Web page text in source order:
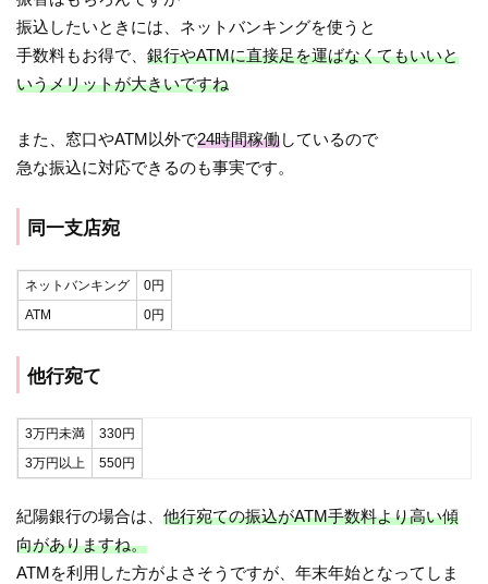
振込したいときには、ネットバンキングを使うと
手数料もお得で、銀行やATMに直接足を運ばなくてもいいと
いうメリットが大きいですね
また、窓口やATM以外で24時間稼働しているので
急な振込に対応できるのも事実です。
同一支店宛
ネットバンキング
0円
ATM
0円
他行宛て
3万円未満
330円
3万円以上
550円
紀陽銀行の場合は、他行宛ての振込がATM手数料より高い傾
向がありますね。
ATMを利用した方がよさそうですが、年末年始となってしま